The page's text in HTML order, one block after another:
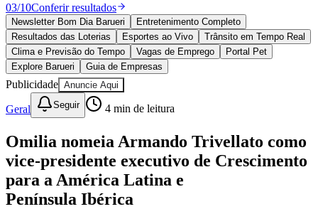
Esportes
Saúde
Segurança
Cultura
Meio Ambiente
Obras
Educação
Bairros de Barueri
Selecione sua regiãoPara notícias da sua região
AldeiaAldeia da SerraAldeia de Barueri
JubranBelvalBethavilleBoa
VistaCalifórniaCarapicuíbaCentro
03/10Conferir resultados
Newsletter Bom Dia Barueri
Entretenimento Completo
Resultados das Loterias
Esportes ao Vivo
Trânsito em Tempo Real
Clima e Previsão do Tempo
Vagas de Emprego
Portal Pet
Explore Barueri
Guia de Empresas
Publicidade Anuncie Aqui
Geral Seguir 4 min de leitura
Omilia nomeia Armando Trivellato como
vice-presidente executivo de Crescimento
para a América Latina e
Península Ibérica